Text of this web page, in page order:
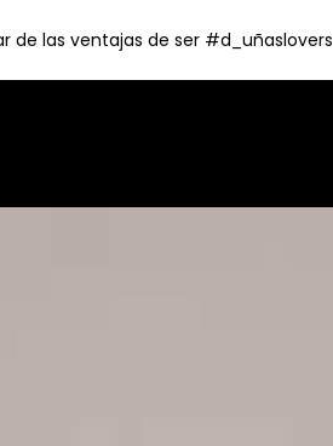
de las ventajas de ser #d_uñaslovers